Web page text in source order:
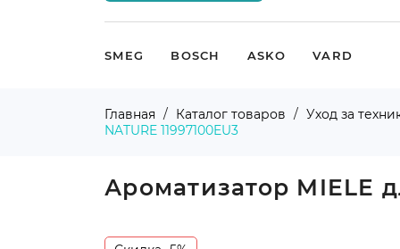
Малая бытовая техника
Мойки и смесители
SMEG BOSCH ASKO VARD
Главная Каталог товаров Уход за
NATURE 11997100EU3
Ароматизатор MIELE